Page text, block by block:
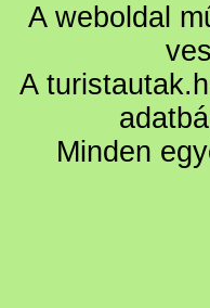
A weboldal
A
Minden